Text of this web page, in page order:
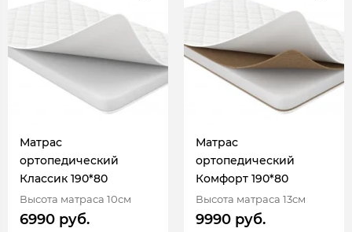
Матрас
ортопедический
Классик 190*80
Высота матраса 10см
6990 руб.
Матрас
ортопедический
Комфорт 190*80
Высота матраса 13см
9990 руб.